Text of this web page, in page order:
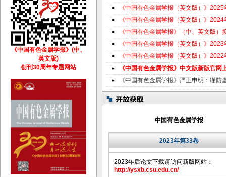
《中国有色金属学报（英文版）》
《中国有色金属学报（英文版）》
《中国有色金属学报》（中、英文版
《中国有色金属学报（英文版）》
《中国有色金属学报（英文版）》
《中国有色金属学报》中文版新版官网
《中国有色金属学报》严正申明：谨防
中国有色金属学报
2023年第33卷
2023年后论文下载请访问新版网站：
http://ysxb.csu.edu.cn/
《中国有色金属学报》(中、
英文版)
创刊30周年专题网站